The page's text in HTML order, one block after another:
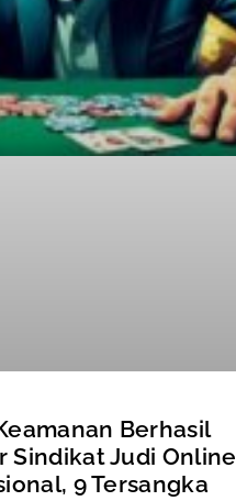
Berhasil
Sindikat Judi Online
9 Tersangka